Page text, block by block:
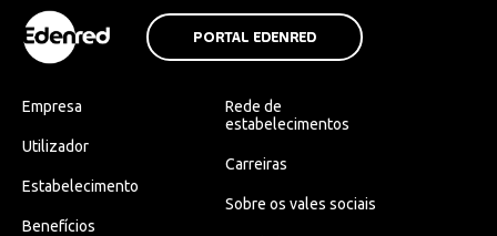
PORTAL EDENRED
Empresa
Utilizador
Estabelecimento
Benefícios
Rede de
estabelecimentos
Carreiras
Sobre os vales sociais